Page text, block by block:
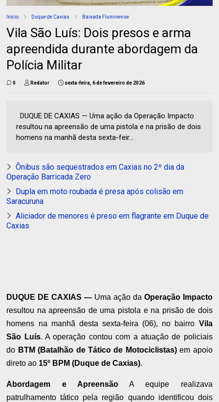
Início Duque de Caxias Baixada Fluminense
Vila São Luís: Dois presos e arma
apreendida durante abordagem da
Polícia Militar
0 Redator sexta-feira, 6 de fevereiro de 2026
DUQUE DE CAXIAS — Uma ação da Operação Impacto
resultou na apreensão de uma pistola e na prisão de dois
homens na manhã desta sexta-feir...
Ônibus são sequestrados em Caxias no 2º dia da
Operação Barricada Zero
Dupla em moto roubada é presa após colisão em
Saracuruna
Aliciador de menores é preso em flagrante em Duque de
Caxias
DUQUE DE CAXIAS — Uma ação da Operação Impacto
resultou na apreensão de uma pistola e na prisão de dois
homens na manhã desta sexta-feira (06), no bairro Vila
São Luís. A operação contou com a atuação de policiais
do BTM (Batalhão de Tático de Motociclistas)em apoio
direto ao 15º BPM (Duque de Caxias).
Abordagem e ApreensãoA equipe realizava
patrulhamento tático pela região quando identificou dois